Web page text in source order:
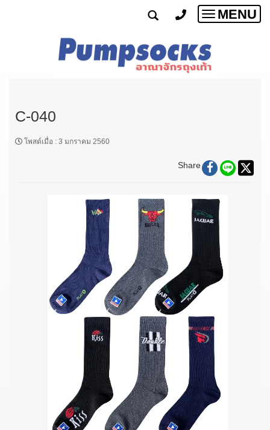
Toggle
MENU
C-040
โพสต์เมื่อ : 3 มกราคม 2560
Share